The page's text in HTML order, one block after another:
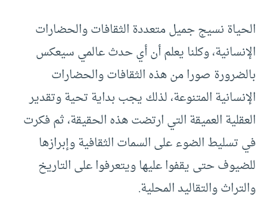
الحياة نسيج جميل متعددة الثقافات والحضارات
الإنسانية، وكلنا يعلم أن أي حدث عالمي سيعكس
بالضرورة صورا من هذه الثقافات والحضارات
الإنسانية المتنوعة، لذلك يجب بداية تحية وتقدير
العقلية العميقة التي ارتضت هذه الحقيقة، ثم فكرت
في تسليط الضوء على السمات الثقافية وإبرازها
للضيوف حتى يقفوا عليها ويتعرفوا على التاريخ
والتراث والتقاليد المحلية.